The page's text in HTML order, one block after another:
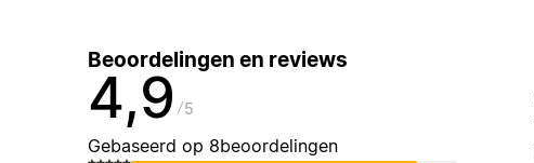
Beoordelingen en reviews
4,9 5
Gebaseerd op 8beoordelingen